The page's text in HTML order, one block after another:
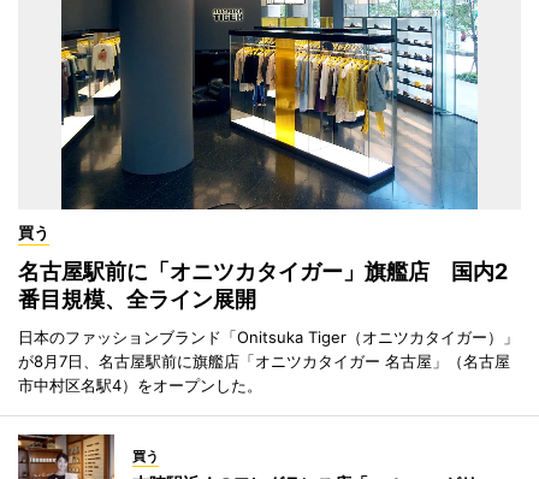
買う
名古屋駅前に「オニツカタイガー」旗艦店 国内2
番目規模、全ライン展開
日本のファッションブランド「Onitsuka Tiger（オニツカタイガー）」
が8月7日、名古屋駅前に旗艦店「オニツカタイガー 名古屋」（名古屋
市中村区名駅4）をオープンした。
買う